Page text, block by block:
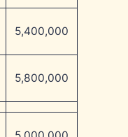
5,400,000
5,800,000